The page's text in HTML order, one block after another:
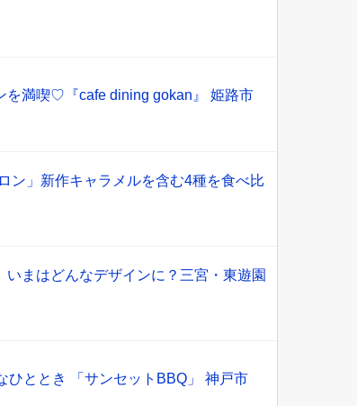
を満喫♡『cafe dining gokan』 姫路市
ン」新作キャラメルを含む4種を食べ比
いまはどんなデザインに？三宮・東遊園
ひととき 「サンセットBBQ」 神戸市